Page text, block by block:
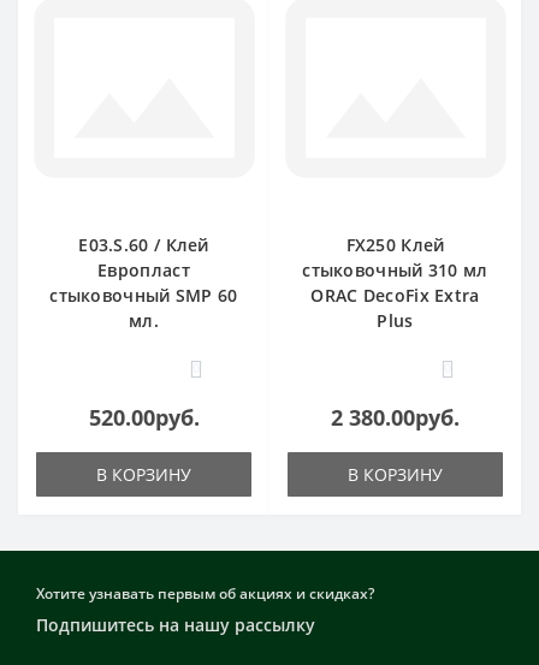
E03.S.60 / Клей
Европласт
стыковочный SMP 60
мл.
0
520.00руб.
В КОРЗИНУ
FX250 Клей
стыковочный 310 мл
ORAC DecoFix Extra
Plus
0
2 380.00руб.
В КОРЗИНУ
Хотите узнавать первым об акциях и скидках?
Подпишитесь на нашу рассылку